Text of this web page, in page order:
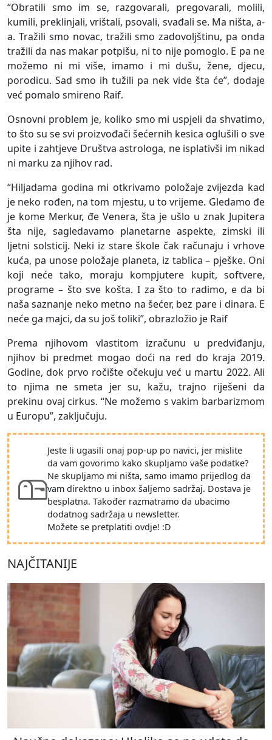
“Obratili smo im se, razgovarali, pregovarali, molili,
kumili, preklinjali, vrištali, psovali, svađali se. Ma ništa, a-
a. Tražili smo novac, tražili smo zadovoljštinu, pa onda
tražili da nas makar potpišu, ni to nije pomoglo. E pa ne
možemo ni mi više, imamo i mi dušu, žene, djecu,
porodicu. Sad smo ih tužili pa nek vide šta će”, dodaje
već pomalo smireno Raif.
Osnovni problem je, koliko smo mi uspjeli da shvatimo,
to što su se svi proizvođači šećernih kesica oglušili o sve
upite i zahtjeve Društva astrologa, ne isplativši im nikad
ni marku za njihov rad.
“Hiljadama godina mi otkrivamo položaje zvijezda kad
je neko rođen, na tom mjestu, u to vrijeme. Gledamo đe
je kome Merkur, đe Venera, šta je ušlo u znak Jupitera
šta nije, sagledavamo planetarne aspekte, zimski ili
ljetni solsticij. Neki iz stare škole čak računaju i vrhove
kuća, pa unose položaje planeta, iz tablica – pješke. Oni
koji neće tako, moraju kompjutere kupit, softvere,
programe – što sve košta. I za što to radimo, e da bi
naša saznanje neko metno na šećer, bez pare i dinara. E
neće ga majci, da su još toliki”, obrazložio je Raif
Prema njihovom vlastitom izračunu u predviđanju,
njihov bi predmet mogao doći na red do kraja 2019.
Godine, dok prvo ročište očekuju već u martu 2022. Ali
to njima ne smeta jer su, kažu, trajno riješeni da
prekinu ovaj cirkus. “Ne možemo s vakim barbarizmom
u Europu”, zaključuju.
Jeste li ugasili onaj pop-up po navici, jer mislite
da vam govorimo kako skupljamo vaše podatke?
Ne skupljamo mi ništa, samo imamo prijedlog da
vam direktno u inbox šaljemo sadržaj. Dostava je
besplatna. Također razmatramo da ubacimo
dodatnog sadržaja u newsletter.
Možete se pretplatiti ovdje! :D
NAJČITANIJE